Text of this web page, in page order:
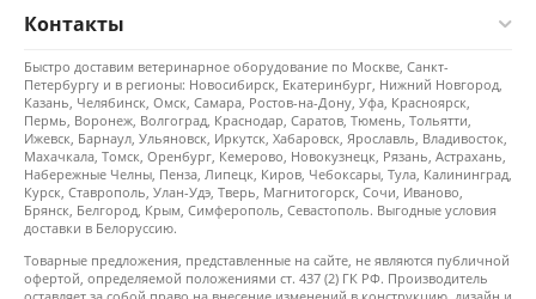
Контакты
Быстро доставим ветеринарное оборудование по Москве, Санкт-
Петербургу и в регионы: Новосибирск, Екатеринбург, Нижний Новгород,
Казань, Челябинск, Омск, Самара, Ростов-на-Дону, Уфа, Красноярск,
Пермь, Воронеж, Волгоград, Краснодар, Саратов, Тюмень, Тольятти,
Ижевск, Барнаул, Ульяновск, Иркутск, Хабаровск, Ярославль, Владивосток,
Махачкала, Томск, Оренбург, Кемерово, Новокузнецк, Рязань, Астрахань,
Набережные Челны, Пенза, Липецк, Киров, Чебоксары, Тула, Калининград,
Курск, Ставрополь, Улан-Удэ, Тверь, Магнитогорск, Сочи, Иваново,
Брянск, Белгород, Крым, Симферополь, Севастополь. Выгодные условия
доставки в Белоруссию.
Товарные предложения, представленные на сайте, не являются публичной
офертой, определяемой положениями ст. 437 (2) ГК РФ. Производитель